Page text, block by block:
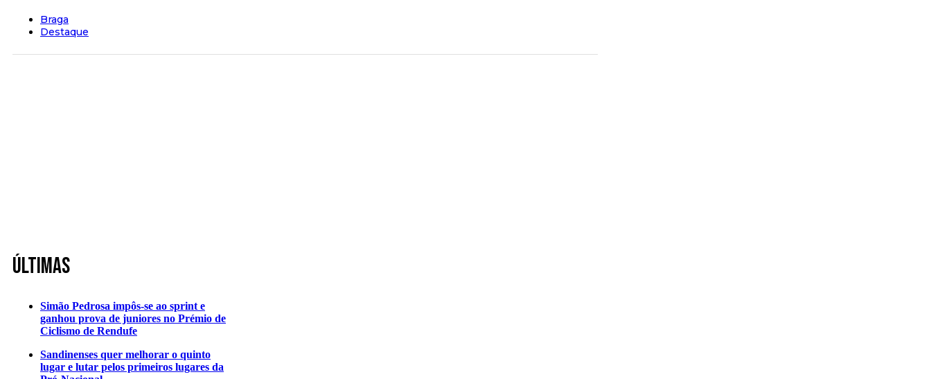
Braga
Destaque
Últimas
Simão Pedrosa impôs-se ao sprint e
ganhou prova de juniores no Prémio de
Ciclismo de Rendufe
Sandinenses quer melhorar o quinto
lugar e lutar pelos primeiros lugares da